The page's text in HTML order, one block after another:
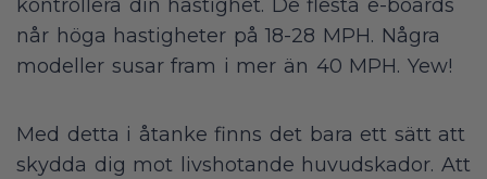
kontrollera din hastighet. De flesta e-boards
når höga hastigheter på 18-28 MPH. Några
modeller susar fram i mer än 40 MPH. Yew!
Med detta i åtanke finns det bara ett sätt att
skydda dig mot livshotande huvudskador. Att